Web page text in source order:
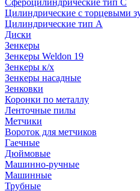
Сфероцилиндрические тип C
Цилиндрические с торцевыми
Цилиндрические тип А
Диски
Зенкеры
Зенкеры Weldon 19
Зенкеры к/х
Зенкеры насадные
Зенковки
Коронки по металлу
Ленточные пилы
Метчики
Вороток для метчиков
Гаечные
Дюймовые
Машинно-ручные
Машинные
Трубные